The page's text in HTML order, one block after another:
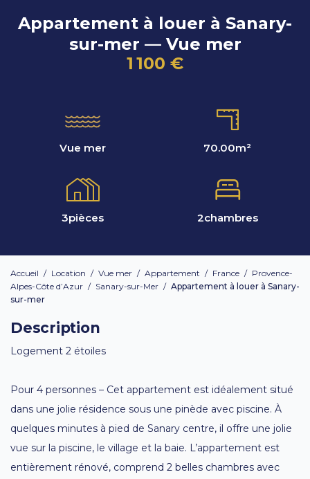
Appartement à louer à Sanary-
sur-mer — Vue mer
1 100 €
Vue mer 70.00m²
3pièces 2chambres
Accueil / Location / Vue mer / Appartement / France / Provence-
Alpes-Côte d’Azur / Sanary-sur-Mer / Appartement à louer à Sanary-
sur-mer
Description
Logement 2 étoiles
Pour 4 personnes – Cet appartement est idéalement situé
dans une jolie résidence sous une pinède avec piscine. À
quelques minutes à pied de Sanary centre, il offre une jolie
vue sur la piscine, le village et la baie. L’appartement est
entièrement rénové, comprend 2 belles chambres avec